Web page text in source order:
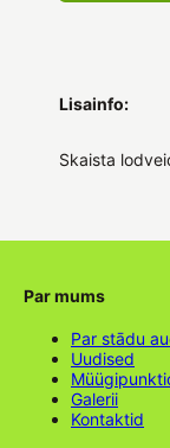
Lisainfo:
Skaista
Par mums
Par stādu
Uudised
Galerii
Kontaktid